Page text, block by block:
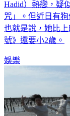
Hadid）熱戀，疑
咒」。但近日有
也就是說，她比
號》還要小2歲。
娛樂